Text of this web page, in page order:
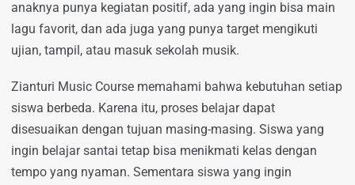
anaknya punya kegiatan positif, ada yang ingin bisa main
lagu favorit, dan ada juga yang punya target mengikuti
ujian, tampil, atau masuk sekolah musik.
Zianturi Music Course memahami bahwa kebutuhan setiap
siswa berbeda. Karena itu, proses belajar dapat
disesuaikan dengan tujuan masing-masing. Siswa yang
ingin belajar santai tetap bisa menikmati kelas dengan
tempo yang nyaman. Sementara siswa yang ingin